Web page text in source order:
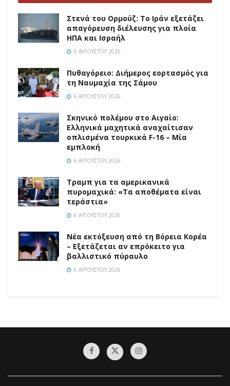
Στενά του Ορμούζ: Το Ιράν εξετάζει
απαγόρευση διέλευσης για πλοία
ΗΠΑ και Ισραήλ
6 ΑΥΓΟΎΣΤΟΥ 2026
Πυθαγόρειο: Διήμερος εορτασμός για
τη Ναυμαχία της Σάμου
6 ΑΥΓΟΎΣΤΟΥ 2026
Σκηνικό πολέμου στο Αιγαίο:
Ελληνικά μαχητικά αναχαίτισαν
οπλισμένα τουρκικά F-16 – Μία
εμπλοκή
6 ΑΥΓΟΎΣΤΟΥ 2026
Τραμπ για τα αμερικανικά
πυρομαχικά: «Τα αποθέματα είναι
τεράστια»
6 ΑΥΓΟΎΣΤΟΥ 2026
Νέα εκτόξευση από τη Βόρεια Κορέα
– Εξετάζεται αν επρόκειτο για
βαλλιστικό πύραυλο
6 ΑΥΓΟΎΣΤΟΥ 2026